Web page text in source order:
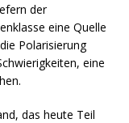
der
eine Quelle
Polarisierung
eine
das heute Teil